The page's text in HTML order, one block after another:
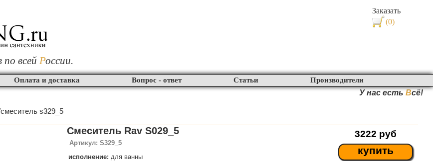
Заказать
(0)
всей России.
Оплата и доставка Вопрос - ответ Статьи Производители
У нас есть Всё!
s329_5
3222 руб
купить
Смеситель Rav S029_5
Артикул: S329_5
исполнение: для ванны